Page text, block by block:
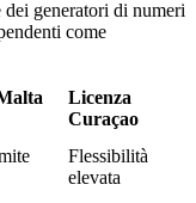
generatori di numeri
come
Licenza
Curaçao
Flessibilità
elevata